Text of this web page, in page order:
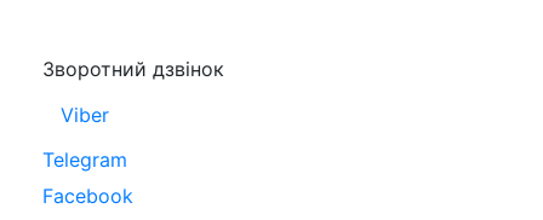
Зворотний дзвінок
Viber
Telegram
Facebook